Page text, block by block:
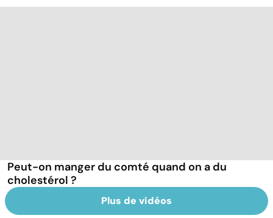
Peut-on manger du comté quand on a du
cholestérol ?
Plus de vidéos